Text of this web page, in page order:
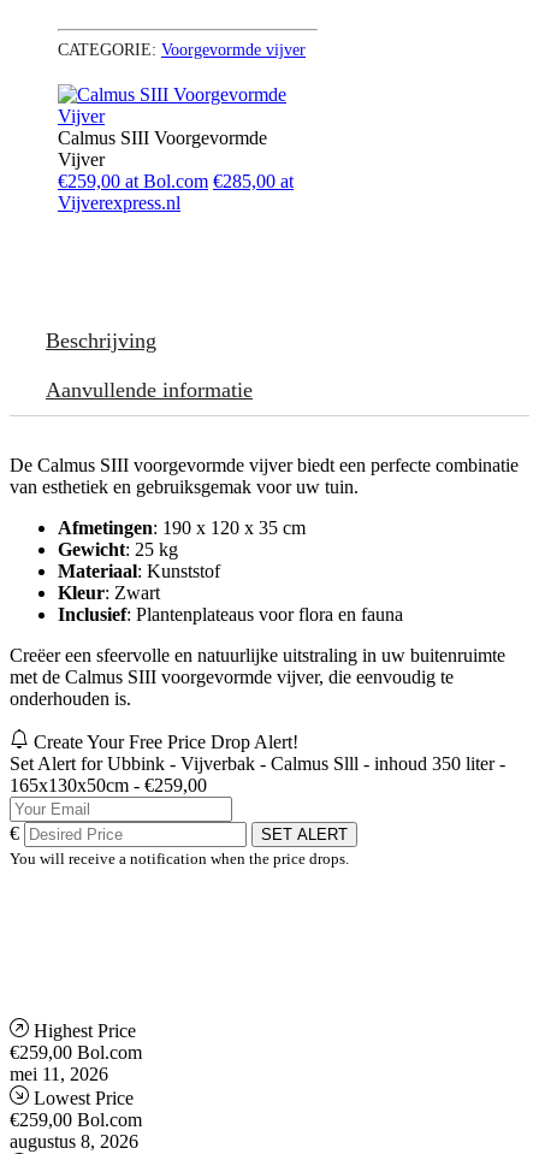
CATEGORIE: Voorgevormde vijver
Calmus SIII Voorgevormde
Vijver
€259,00 at Bol.com €285,00 at
Vijverexpress.nl
Beschrijving
Aanvullende informatie
De Calmus SIII voorgevormde vijver biedt een perfecte combinatie
van esthetiek en gebruiksgemak voor uw tuin.
Afmetingen: 190 x 120 x 35 cm
Gewicht: 25 kg
Materiaal: Kunststof
Kleur: Zwart
Inclusief: Plantenplateaus voor flora en fauna
Creëer een sfeervolle en natuurlijke uitstraling in uw buitenruimte
met de Calmus SIII voorgevormde vijver, die eenvoudig te
onderhouden is.
Create Your Free Price Drop Alert!
Set Alert for Ubbink - Vijverbak - Calmus Slll - inhoud 350 liter -
165x130x50cm - €259,00
€
SET ALERT
You will receive a notification when the price drops.
Highest Price
€259,00 Bol.com
mei 11, 2026
Lowest Price
€259,00 Bol.com
augustus 8, 2026